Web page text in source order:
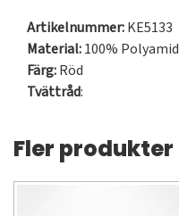
Artikelnummer:KE5133
Material:100% Polyamid
Färg:Röd
Tvättråd:
Fler produkter